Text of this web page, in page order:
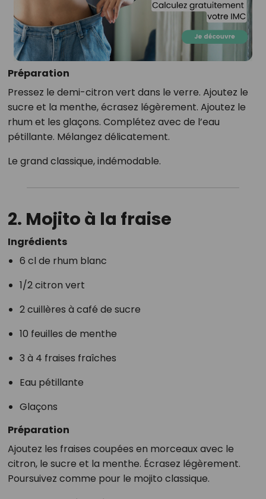
Préparation
Pressez le demi-citron vert dans le verre. Ajoutez le
sucre et la menthe, écrasez légèrement. Ajoutez le
rhum et les glaçons. Complétez avec de l’eau
pétillante. Mélangez délicatement.
Le grand classique, indémodable.
2. Mojito à la fraise
Ingrédients
6 cl de rhum blanc
1/2 citron vert
2 cuillères à café de sucre
10 feuilles de menthe
3 à 4 fraises fraîches
Eau pétillante
Glaçons
Préparation
Ajoutez les fraises coupées en morceaux avec le
citron, le sucre et la menthe. Écrasez légèrement.
Poursuivez comme pour le mojito classique.